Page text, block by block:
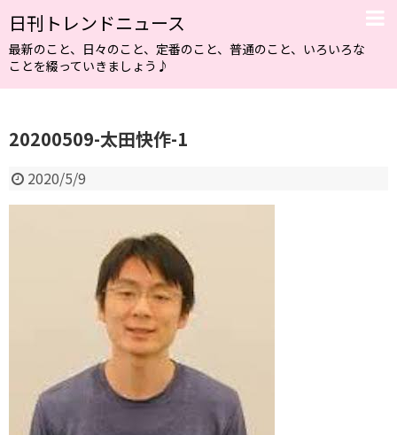
日刊トレンドニュース
最新のこと、日々のこと、定番のこと、普通のこと、いろいろな
ことを綴っていきましょう♪
20200509-太田快作-1
2020/5/9